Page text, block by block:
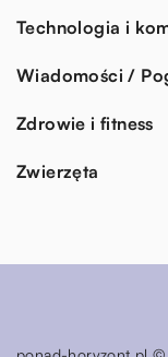
Technologia i
Wiadomości /
Zdrowie i fitness
Zwierzęta